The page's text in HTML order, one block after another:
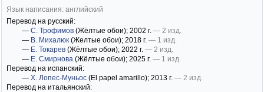
Язык написания: английский
Перевод на русский:
— С. Трофимов (Жёлтые обои); 2002 г. — 2 изд.
— В. Михалюк (Желтые обои); 2018 г. — 1 изд.
— Е. Токарев (Жёлтые обои); 2022 г. — 2 изд.
— Е. Смирнова (Жёлтые обои); 2025 г. — 1 изд.
Перевод на испанский:
— Х. Лопес-Муньос (El papel amarillo); 2013 г. — 2 изд.
Перевод на итальянский: